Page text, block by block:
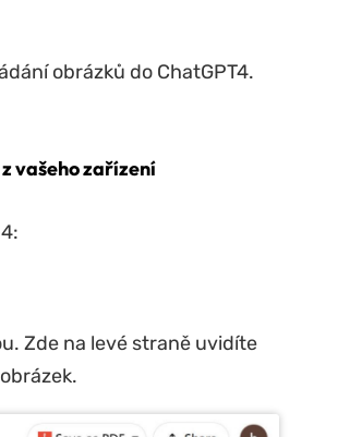
obrázků do ChatGPT4.
vašeho zařízení
Zde na levé straně uvidíte